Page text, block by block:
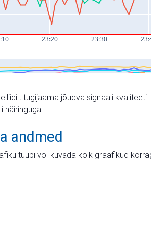
tugijaama jõudva signaali
häiringuga.
andmed
tüübi või kuvada kõik graafikud